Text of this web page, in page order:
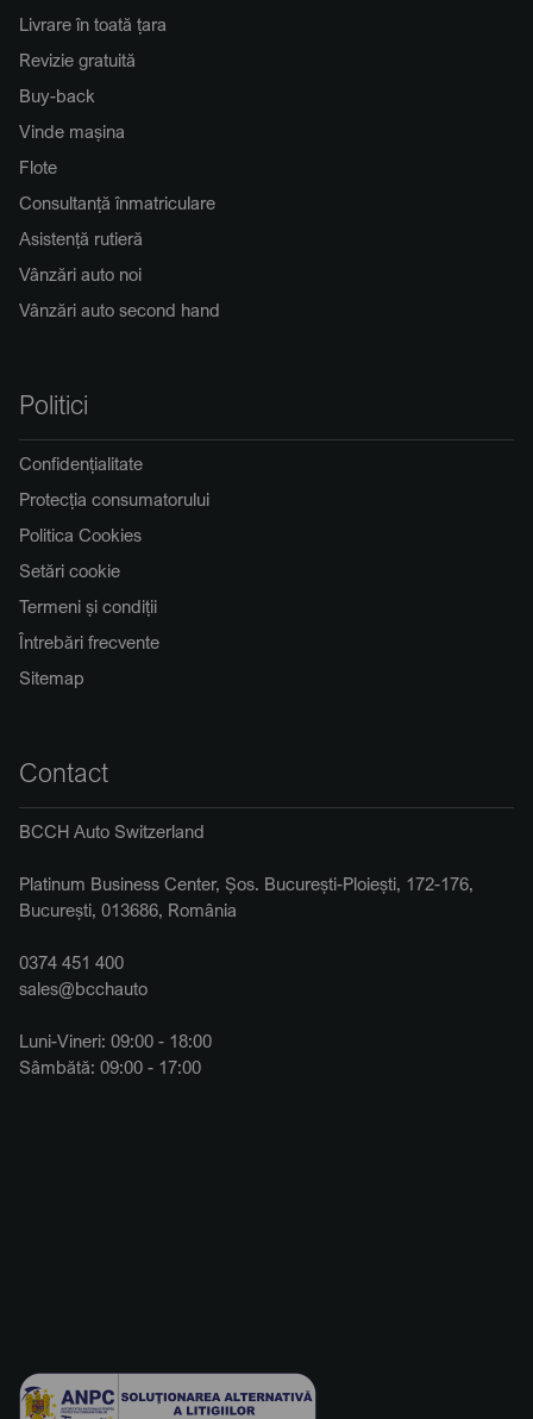
Livrare în toată țara
Revizie gratuită
Buy-back
Vinde mașina
Flote
Consultanță înmatriculare
Asistență rutieră
Vânzări auto noi
Vânzări auto second hand
Politici
Confidențialitate
Protecția consumatorului
Politica Cookies
Setări cookie
Termeni și condiții
Întrebări frecvente
Sitemap
Contact
BCCH Auto Switzerland
Platinum Business Center, Șos. București-Ploiești, 172-176,
București, 013686, România
0374 451 400
sales@bcchauto
Luni-Vineri: 09:00 - 18:00
Sâmbătă: 09:00 - 17:00